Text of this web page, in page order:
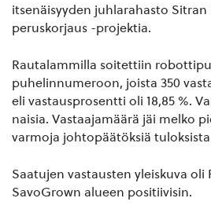
itsenäisyyden juhlarahasto Sitran
peruskorjaus -projektia.
Rautalammilla soitettiin
puhelinnumeroon, joista 350
eli vastausprosentti oli 18,85 %.
naisia. Vastaajamäärä jäi melko
varmoja johtopäätöksiä
Saatujen vastausten yleiskuva oli
SavoGrown alueen positiivisin.